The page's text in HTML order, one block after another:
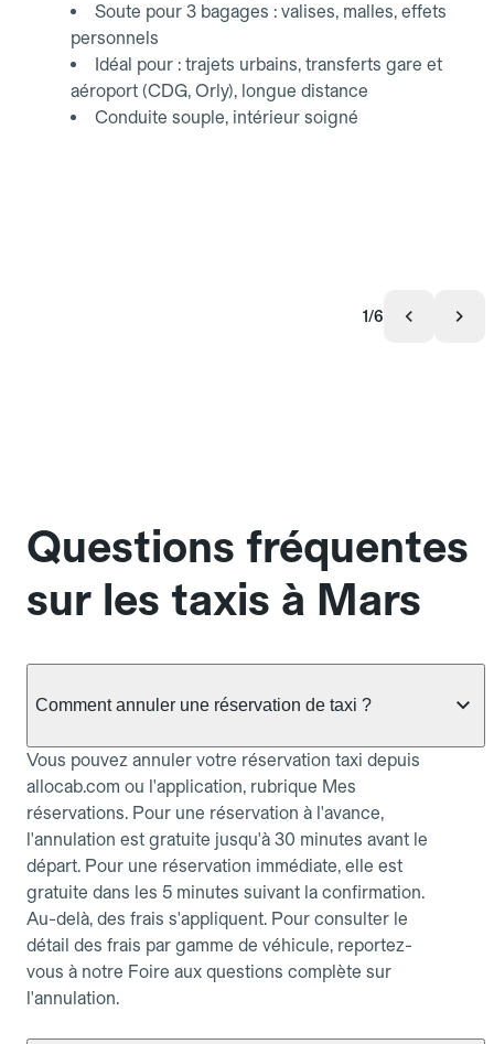
Soute pour 3 bagages : valises, malles, effets
personnels
Idéal pour : trajets urbains, transferts gare et
aéroport (CDG, Orly), longue distance
Conduite souple, intérieur soigné
1/6
Questions fréquentes
sur les taxis à Mars
Comment annuler une réservation de taxi ?
Vous pouvez annuler votre réservation taxi depuis
allocab.com ou l'application, rubrique Mes
réservations. Pour une réservation à l'avance,
l'annulation est gratuite jusqu'à 30 minutes avant le
départ. Pour une réservation immédiate, elle est
gratuite dans les 5 minutes suivant la confirmation.
Au-delà, des frais s'appliquent. Pour consulter le
détail des frais par gamme de véhicule, reportez-
vous à notre Foire aux questions complète sur
l'annulation.